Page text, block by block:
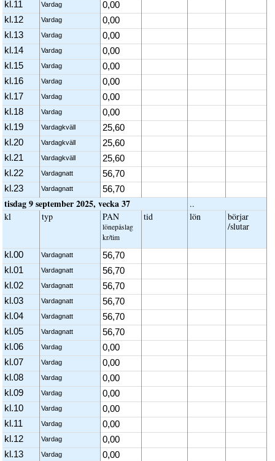
kl.11
Vardag
0,00
kl.12
Vardag
0,00
kl.13
Vardag
0,00
kl.14
Vardag
0,00
kl.15
Vardag
0,00
kl.16
Vardag
0,00
kl.17
Vardag
0,00
kl.18
Vardag
0,00
kl.19
Vardagkväll
25,60
kl.20
Vardagkväll
25,60
kl.21
Vardagkväll
25,60
kl.22
Vardagnatt
56,70
kl.23
Vardagnatt 56,70
tisdag 9 september 2025, vecka 37
..
kl
typ PAN
löne­påslag
kr/tim
tid lön
börjar
/slutar
kl.00 Vardagnatt
56,70
kl.01
Vardagnatt
56,70
kl.02
Vardagnatt
56,70
kl.03
Vardagnatt
56,70
kl.04
Vardagnatt
56,70
kl.05
Vardagnatt
56,70
kl.06
Vardag
0,00
kl.07
Vardag
0,00
kl.08
Vardag
0,00
kl.09
Vardag
0,00
kl.10
Vardag
0,00
kl.11
Vardag
0,00
kl.12
Vardag
0,00
kl.13
Vardag
0,00